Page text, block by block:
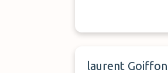
laurent Goiffon